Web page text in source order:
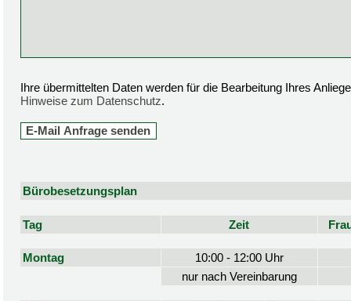
Ihre übermittelten Daten werden für die Bearbeitung Ihres
Hinweise zum Datenschutz.
Bürobesetzungsplan
Tag Zeit
Montag
10:00 - 12:00 Uhr
nur nach Vereinbarung